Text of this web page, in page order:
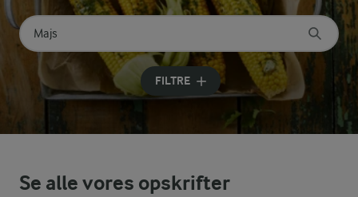
Søg på kategori
Indtast søgeord for at søge
FILTRE
Se alle vores opskrifter